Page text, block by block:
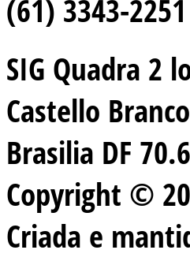
(61) 3343-2251
SIG Quadra 2
Castello
Brasilia DF
Copyright ©
Criada e